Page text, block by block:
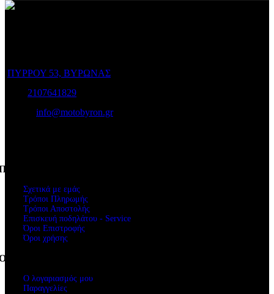
ΠΥΡΡΟΥ 53, ΒΥΡΩΝΑΣ
2107641829
info@motobyron.gr
Σχετικά με εμάς
Τρόποι Πληρωμής
Τρόποι Αποστολής
Επισκευή ποδηλάτου - Service
Όροι Επιστροφής
Όροι χρήσης
Λογαριασμός μου
Ο λογαριασμός μου
Παραγγελίες